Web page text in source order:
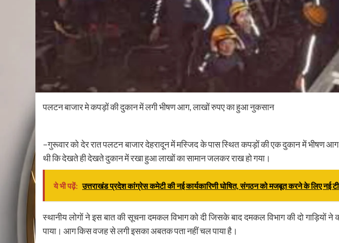
पलटन बाजार मे कपड़ों की दुकान में लगी भीषण आग, लाखों रुपए का हुआ नुकसान
–गुरूवार को देर रात पलटन बाजार देहरादून में मस्जिद के पास स्थित कपड़ों की एक दुकान में भीषण
थी कि देखते ही देखते दुकान में रखा हुआ लाखों का सामान जलकर राख हो गया।
ये भी पढ़ें: उत्तराखंड प्रदेश कांग्रेस कमेटी की नई कार्यकारिणी घोषित, संगठन को मजबूत करने के लिए नई
स्थानीय लोगों ने इस बात की सूचना दमकल विभाग को दी जिसके बाद दमकल विभाग की दो गाड़ियों
पाया। आग किस वजह से लगी इसका अबतक पता नहीं चल पाया है।